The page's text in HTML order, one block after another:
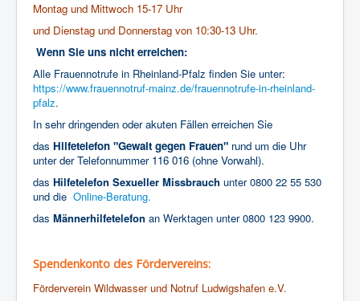
Montag und Mittwoch 15-17 Uhr
und Dienstag und Donnerstag von 10:30-13 Uhr.
Wenn Sie uns nicht erreichen:
Alle Frauennotrufe in Rheinland-Pfalz finden Sie unter:
https://www.frauennotruf-mainz.de/frauennotrufe-in-rheinland-
pfalz.
In sehr dringenden oder akuten Fällen erreichen Sie
das Hilfetelefon "Gewalt gegen Frauen" rund um die Uhr
unter der Telefonnummer 116 016 (ohne Vorwahl).
das Hilfetelefon Sexueller Missbrauch unter 0800 22 55 530
und die Online-Beratung.
das Männerhilfetelefon an Werktagen unter 0800 123 9900.
Spendenkonto des Fördervereins:
Förderverein Wildwasser und Notruf Ludwigshafen e.V.